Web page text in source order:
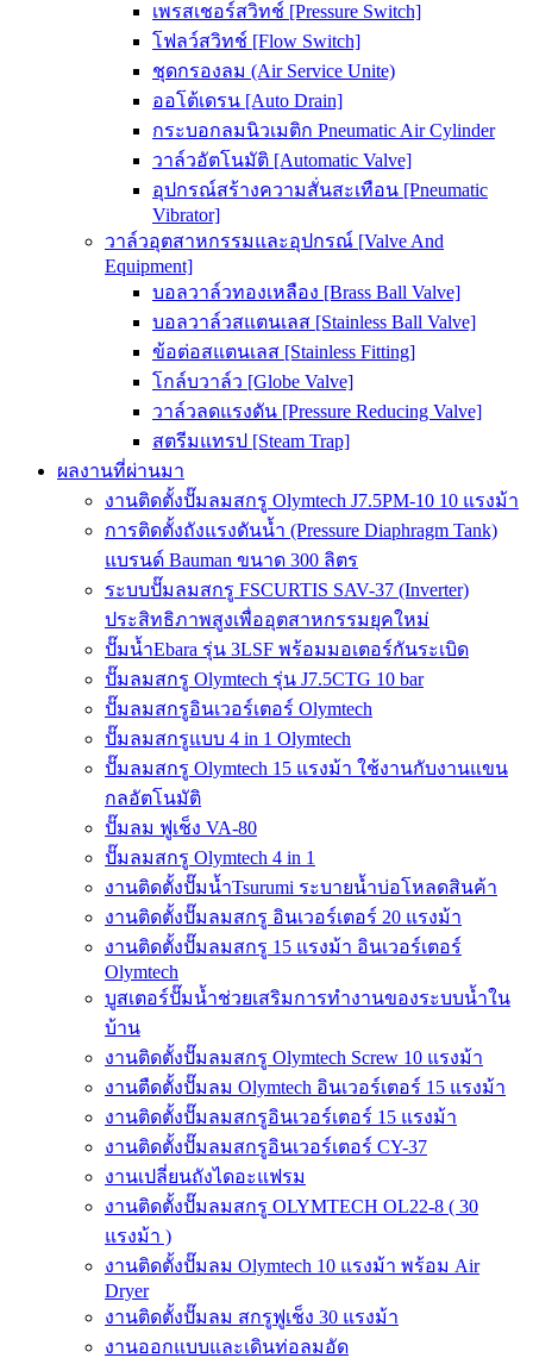
เพรสเชอร์สวิทช์ [Pressure Switch]
โฟลว์สวิทช์ [Flow Switch]
ชุดกรองลม (Air Service Unite)
ออโต้เดรน [Auto Drain]
กระบอกลมนิวเมติก Pneumatic Air Cylinder
วาล์วอัตโนมัติ [Automatic Valve]
อุปกรณ์สร้างความสั่นสะเทือน [Pneumatic
Vibrator]
วาล์วอุตสาหกรรมและอุปกรณ์ [Valve And
Equipment]
บอลวาล์วทองเหลือง [Brass Ball Valve]
บอลวาล์วสแตนเลส [Stainless Ball Valve]
ข้อต่อสแตนเลส [Stainless Fitting]
โกล์บวาล์ว [Globe Valve]
วาล์วลดแรงดัน [Pressure Reducing Valve]
สตรีมแทรป [Steam Trap]
ผลงานที่ผ่านมา
งานติดตั้งปั๊มลมสกรู Olymtech J7.5PM-10 10 แรงม้า
การติดตั้งถังแรงดันน้ำ (Pressure Diaphragm Tank)
แบรนด์ Bauman ขนาด 300 ลิตร
ระบบปั๊มลมสกรู FSCURTIS SAV-37 (Inverter)
ประสิทธิภาพสูงเพื่ออุตสาหกรรมยุคใหม่
ปั๊มน้ำEbara รุ่น 3LSF พร้อมมอเตอร์กันระเบิด
ปั๊มลมสกรู Olymtech รุ่น J7.5CTG 10 bar
ปั๊มลมสกรูอินเวอร์เตอร์ Olymtech
ปั๊มลมสกรูแบบ 4 in 1 Olymtech
ปั๊มลมสกรู Olymtech 15 แรงม้า ใช้งานกับงานแขน
กลอัตโนมัติ
ปั๊มลม ฟูเช็ง VA-80
ปั๊มลมสกรู Olymtech 4 in 1
งานติดตั้งปั๊มน้ำTsurumi ระบายน้ำบ่อโหลดสินค้า
งานติดตั้งปั๊มลมสกรู อินเวอร์เตอร์ 20 แรงม้า
งานติดตั้งปั๊มลมสกรู 15 แรงม้า อินเวอร์เตอร์
Olymtech
บูสเตอร์ปั๊มน้ำช่วยเสริมการทำงานของระบบน้ำใน
บ้าน
งานติดตั้งปั๊มลมสกรู Olymtech Screw 10 แรงม้า
งานตืดตั้งปั๊มลม Olymtech อินเวอร์เตอร์ 15 แรงม้า
งานติดตั้งปั๊มลมสกรูอินเวอร์เตอร์ 15 แรงม้า
งานติดตั้งปั๊มลมสกรูอินเวอร์เตอร์ CY-37
งานเปลี่ยนถังไดอะแฟรม
งานติดตั้งปั๊มลมสกรู OLYMTECH OL22-8 ( 30
แรงม้า )
งานติดตั้งปั๊มลม Olymtech 10 แรงม้า พร้อม Air
Dryer
งานติดตั้งปั๊มลม สกรูฟูเช็ง 30 แรงม้า
งานออกแบบและเดินท่อลมอัด